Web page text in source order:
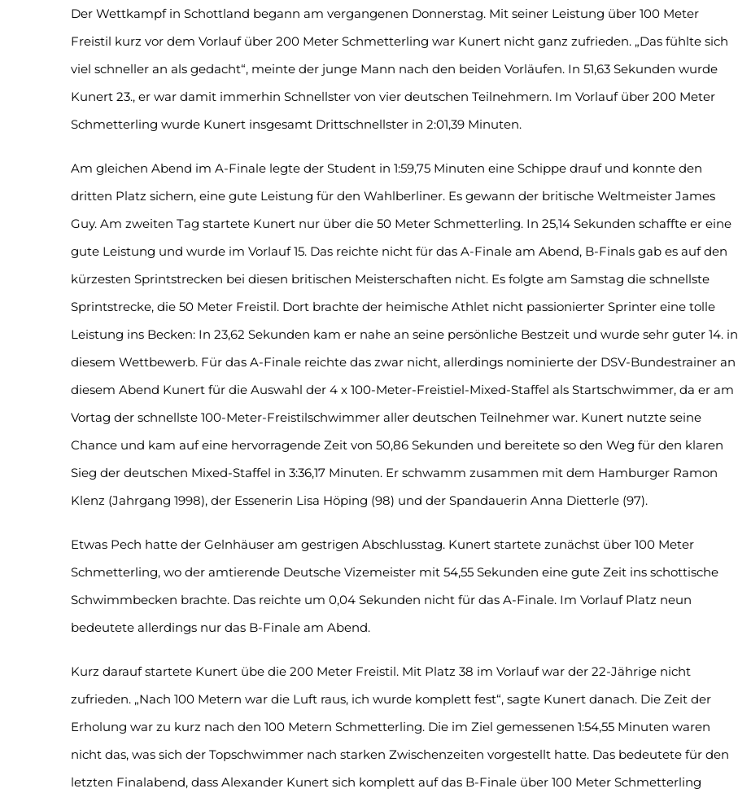
Der Wettkampf in Schottland begann am vergangenen Donnerstag. Mit seiner Leistung über 100 Meter
Freistil kurz vor dem Vorlauf über 200 Meter Schmetterling war Kunert nicht ganz zufrieden. „Das fühlte sich
viel schneller an als gedacht“, meinte der junge Mann nach den beiden Vorläufen. In 51,63 Sekunden wurde
Kunert 23., er war damit immerhin Schnellster von vier deutschen Teilnehmern. Im Vorlauf über 200 Meter
Schmetterling wurde Kunert insgesamt Drittschnellster in 2:01,39 Minuten.
Am gleichen Abend im A-Finale legte der Student in 1:59,75 Minuten eine Schippe drauf und konnte den
dritten Platz sichern, eine gute Leistung für den Wahlberliner. Es gewann der britische Weltmeister James
Guy. Am zweiten Tag startete Kunert nur über die 50 Meter Schmetterling. In 25,14 Sekunden schaffte er eine
gute Leistung und wurde im Vorlauf 15. Das reichte nicht für das A-Finale am Abend, B-Finals gab es auf den
kürzesten Sprintstrecken bei diesen britischen Meisterschaften nicht. Es folgte am Samstag die schnellste
Sprintstrecke, die 50 Meter Freistil. Dort brachte der heimische Athlet nicht passionierter Sprinter eine tolle
Leistung ins Becken: In 23,62 Sekunden kam er nahe an seine persönliche Bestzeit und wurde sehr guter 14. in
diesem Wettbewerb. Für das A-Finale reichte das zwar nicht, allerdings nominierte der DSV-Bundestrainer an
diesem Abend Kunert für die Auswahl der 4 x 100-Meter-Freistiel-Mixed-Staffel als Startschwimmer, da er am
Vortag der schnellste 100-Meter-Freistilschwimmer aller deutschen Teilnehmer war. Kunert nutzte seine
Chance und kam auf eine hervorragende Zeit von 50,86 Sekunden und bereitete so den Weg für den klaren
Sieg der deutschen Mixed-Staffel in 3:36,17 Minuten. Er schwamm zusammen mit dem Hamburger Ramon
Klenz (Jahrgang 1998), der Essenerin Lisa Höping (98) und der Spandauerin Anna Dietterle (97).
Etwas Pech hatte der Gelnhäuser am gestrigen Abschlusstag. Kunert startete zunächst über 100 Meter
Schmetterling, wo der amtierende Deutsche Vizemeister mit 54,55 Sekunden eine gute Zeit ins schottische
Schwimmbecken brachte. Das reichte um 0,04 Sekunden nicht für das A-Finale. Im Vorlauf Platz neun
bedeutete allerdings nur das B-Finale am Abend.
Kurz darauf startete Kunert übe die 200 Meter Freistil. Mit Platz 38 im Vorlauf war der 22-Jährige nicht
zufrieden. „Nach 100 Metern war die Luft raus, ich wurde komplett fest“, sagte Kunert danach. Die Zeit der
Erholung war zu kurz nach den 100 Metern Schmetterling. Die im Ziel gemessenen 1:54,55 Minuten waren
nicht das, was sich der Topschwimmer nach starken Zwischenzeiten vorgestellt hatte. Das bedeutete für den
letzten Finalabend, dass Alexander Kunert sich komplett auf das B-Finale über 100 Meter Schmetterling